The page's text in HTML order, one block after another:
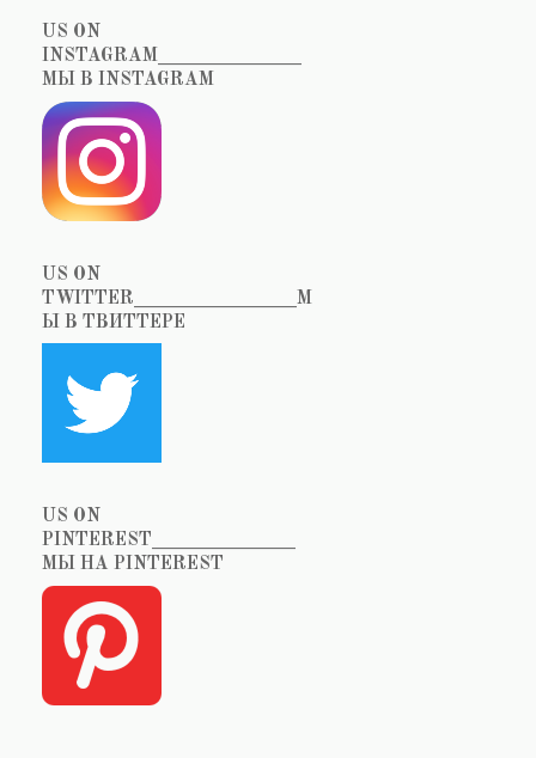
US ON
INSTAGRAM_______________
МЫ В INSTAGRAM
US ON
TWITTER_________________М
Ы В ТВИТТЕРЕ
US ON
PINTEREST_______________
МЫ НА PINTEREST